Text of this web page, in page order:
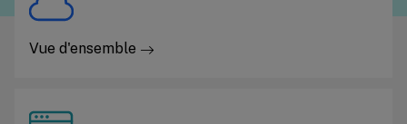
Vue d'ensemble